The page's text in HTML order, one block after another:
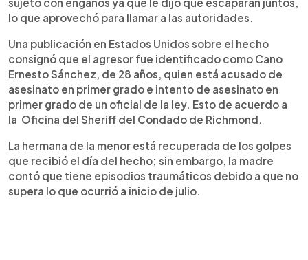
lo que aprovechó para llamar a las autoridades.
Una publicación en Estados Unidos sobre el hecho
consignó que el agresor fue identificado como Cano
Ernesto Sánchez, de 28 años, quien está acusado de
asesinato en primer grado e intento de asesinato en
primer grado de un oficial de la ley. Esto de acuerdo a
la Oficina del Sheriff del Condado de Richmond.
La hermana de la menor está recuperada de los golpes
que recibió el día del hecho; sin embargo, la madre
contó que tiene episodios traumáticos debido a que no
supera lo que ocurrió a inicio de julio.